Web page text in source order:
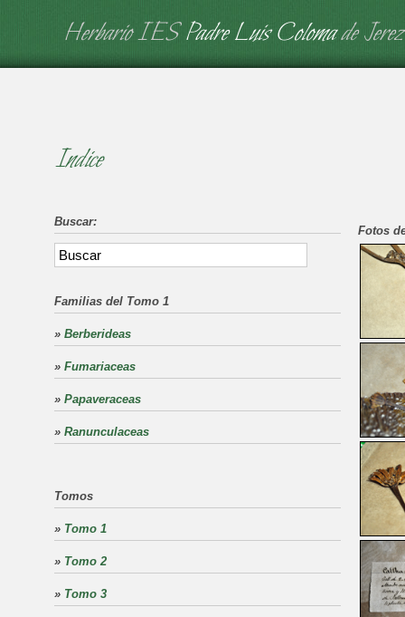
Herbario IES Padre Luis Colomade Jerez
Fotos
Indice
Buscar:
Familias del Tomo 1
» Berberideas
» Fumariaceas
» Papaveraceas
» Ranunculaceas
Tomos
» Tomo 1
» Tomo 2
» Tomo 3